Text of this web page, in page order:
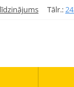
Tālr.: